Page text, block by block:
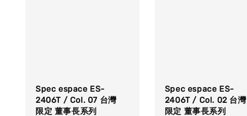
Spec espace ES-
2406T / Col. 07 台灣
限定 董事長系列
Spec espace ES-
2406T / Col. 02 台灣
限定 董事長系列